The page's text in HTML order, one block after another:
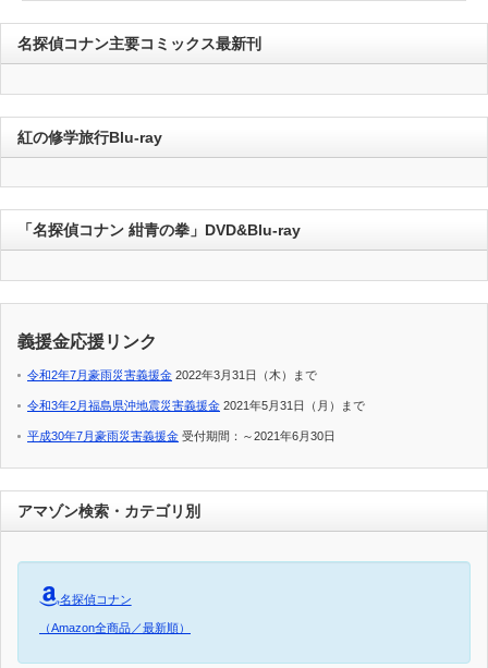
名探偵コナン主要コミックス最新刊
紅の修学旅行Blu-ray
「名探偵コナン 紺青の拳」DVD&Blu-ray
義援金応援リンク
令和2年7月豪雨災害義援金 2022年3月31日（木）まで
令和3年2月福島県沖地震災害義援金 2021年5月31日（月）まで
平成30年7月豪雨災害義援金 受付期間：～2021年6月30日
アマゾン検索・カテゴリ別
名探偵コナン
（Amazon全商品／最新順）